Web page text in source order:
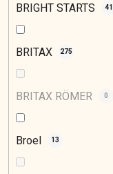
BRIGHT STARTS 41
BRITAX 275
BRITAX RÖMER 0
Broel 13